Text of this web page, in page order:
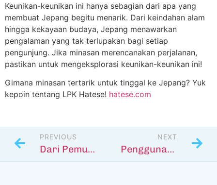
Keunikan-keunikan ini hanya sebagian dari apa yang
membuat Jepang begitu menarik. Dari keindahan alam
hingga kekayaan budaya, Jepang menawarkan
pengalaman yang tak terlupakan bagi setiap
pengunjung. Jika minasan merencanakan perjalanan,
pastikan untuk mengeksplorasi keunikan-keunikan ini!
Gimana minasan tertarik untuk tinggal ke Jepang? Yuk
kepoin tentang LPK Hatese! hatese.com
PREVIOUS
Dari Pemula ke Mahir: Perjalanan Belajar Sebuah Bahasa di Jepang
NEXT
Penggunaan Prefiks dan Sufiks di Bahasa Jepang